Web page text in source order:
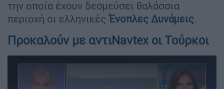
την οποία έχουν δεσμεύσει θαλάσσια
περιοχή οι ελληνικές Ένοπλες Δυνάμεις.
Προκαλούν με αντιNavtex οι Τούρκοι